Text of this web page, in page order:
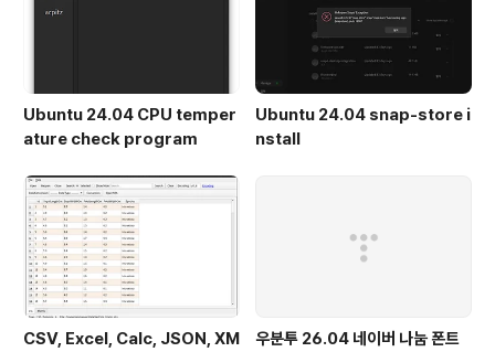
Ubuntu 24.04 CPU temper
ature check program
Ubuntu 24.04 snap-store i
nstall
CSV, Excel, Calc, JSON, XM
우분투 26.04 네이버 나눔 폰트